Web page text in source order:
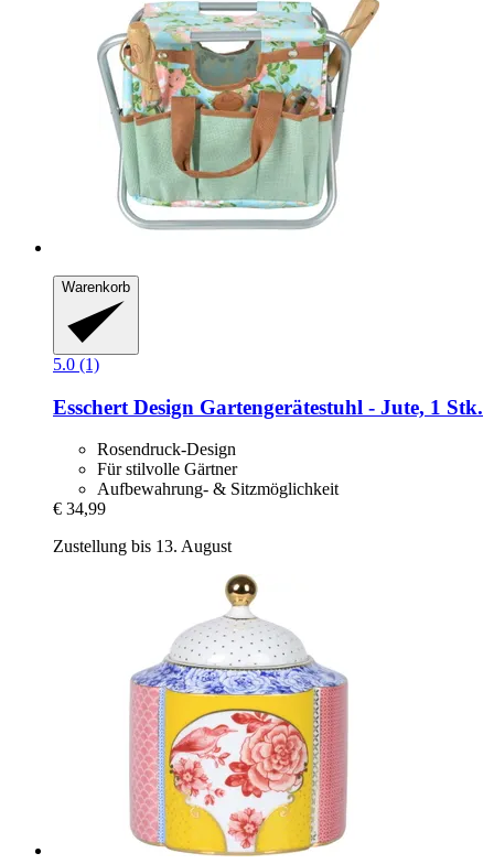
Warenkorb
5.0 (1)
Esschert Design Gartengerätestuhl -​ Jute, 1 Stk.
Rosendruck-Design
Für stilvolle Gärtner
Aufbewahrung- & Sitzmöglichkeit
€ 34,99
Zustellung bis 13. August